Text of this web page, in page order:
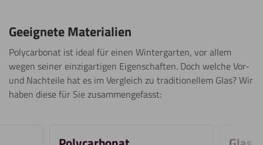
Geeignete Materialien
Polycarbonat ist ideal für einen Wintergarten, vor allem
wegen seiner einzigartigen Eigenschaften. Doch welche Vor-
und Nachteile hat es im Vergleich zu traditionellem Glas? Wir
haben diese für Sie zusammengefasst: